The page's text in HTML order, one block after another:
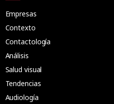
Empresas
Contexto
Contactología
Análisis
Salud visual
Tendencias
Audiología